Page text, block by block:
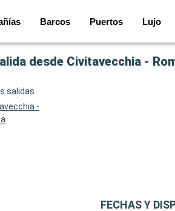
Barcos Puertos Lujo
desde Civitavecchia -
salidas
-
FECHAS Y